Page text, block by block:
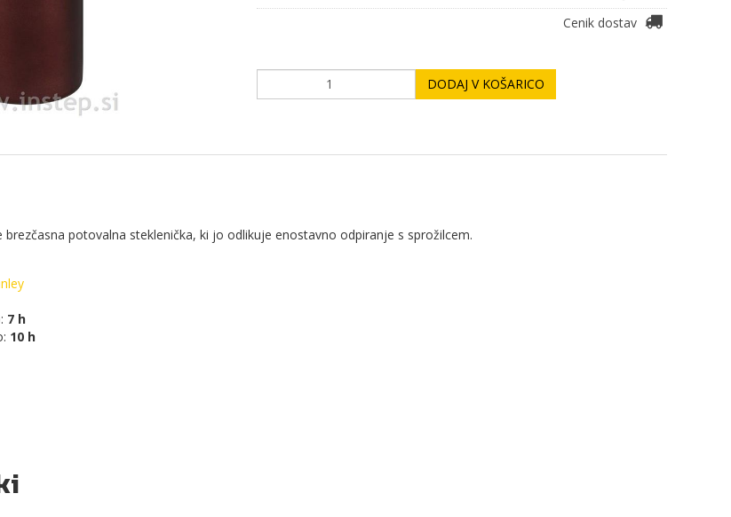
Cenik dostav
DODAJ V KOŠARICO
brezčasna potovalna steklenička, ki jo odlikuje enostavno odpiranje s sprožilcem.
7 h
10 h